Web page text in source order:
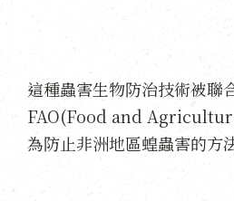
這種蟲害生物防治技術被聯
FAO(Food and
為防止非洲地區蝗蟲害的方